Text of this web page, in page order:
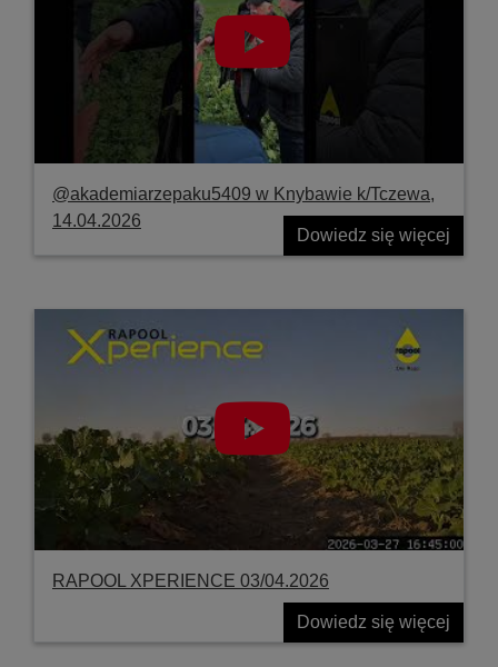
@akademiarzepaku5409 w Knybawie k/Tczewa,
14.04.2026
Dowiedz się więcej
RAPOOL XPERIENCE 03/04.2026
Dowiedz się więcej